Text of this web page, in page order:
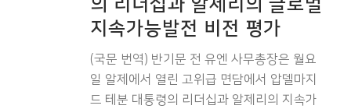
의 리더십과 알제리의 글로벌
지속가능발전 비전 평가
(국문 번역) 반기문 전 유엔 사무총장은 월요
일 알제에서 열린 고위급 면담에서 압델마지
드 테분 대통령의 리더십과 알제리의 지속가